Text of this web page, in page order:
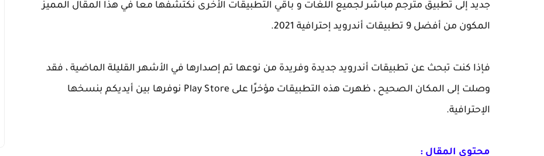
جديد إلى تطبيق مترجم مباشر لجميع اللغات و باقي التطبيقات الأخرى نكتشفها معا في هذا المقال المميز
المكون من أفضل 9 تطبيقات أندرويد إحترافية 2021.
فإذا كنت تبحث عن تطبيقات أندرويد جديدة وفريدة من نوعها تم إصدارها في الأشهر القليلة الماضية ، فقد
وصلت إلى المكان الصحيح ، ظهرت هذه التطبيقات مؤخرًا على Play Store نوفرها بين أيديكم بنسخها
الإحترافية.
محتوى المقال :